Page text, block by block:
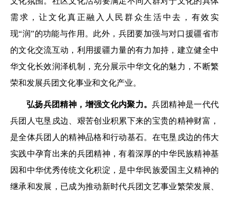
需求，让文化真正融入人民群众生活中去，有效实
现“润”的功能与作用。此外，兵团要加强与对口援疆省市
的文化交流互动，利用援疆力量的有力加持，建立健全中
华文化长效润泽机制，充分展示中华文化的魅力，不断繁
荣和发展兵团文化事业和文化产业。
弘扬兵团精神，增强文化内聚力。兵团精神是一代代
兵团人屯垦戍边、艰苦创业积累下来的宝贵的精神财富，
是全体兵团人的精神品格和行动基石。在屯垦戍边的伟大
实践中孕育出来的兵团精神，有着深厚的中华民族精神基
因和中华优秀传统文化积淀，是中华民族爱国主义精神的
继承和发展，已成为推动新时代兵团文艺事业繁荣发展、